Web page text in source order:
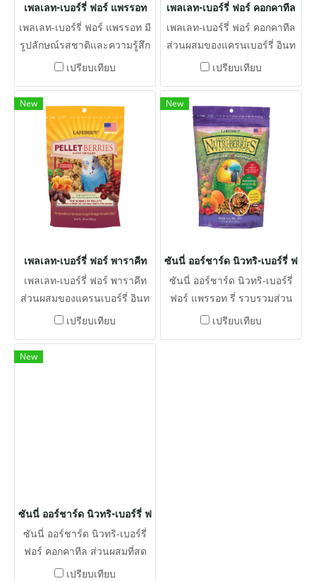
เพลเลท-เบอร์รี่ ฟอร์ แพรรอท
เพลเลท-เบอร์รี่ ฟอร์ แพรรอท มี
รูปลักษณ์รสชาติและความรู้สึก
ที่น่าสนใจสำหรับนก รูปทรงผล
เบอร์รี่อินทผลัม แอปริคอตและ
ธัญพืชจากธรรมชาติพร้อมกับ
อาหารเม็ดที่สมดุลทาง
โภชนาการ
เปรียบเทียบ
เพลเลท-เบอร์รี่ ฟอร์ คอกคาทีล
เพลเลท-เบอร์รี่ ฟอร์ คอกคาทีล
ส่วนผสมของแครนเบอร์รี่ อินท
ผาลัม แอปริคอตและธัญพืชจาก
สมดุลทางโภชนาการ
เปรียบเทียบ
New
เพลเลท-เบอร์รี่ ฟอร์ พาราคีท
เพลเลท-เบอร์รี่ ฟอร์ พาราคีท
ส่วนผสมของแครนเบอร์รี่ อินท
ผาลัม แอปริคอตและธัญพืชจาก
สมดุลทางโภชนาการเพื่อให้มี
เปรียบเทียบ
New
ซันนี่ ออร์ชาร์ด นิวทริ-เบอร์รี่ ฟอร์
ซันนี่ ออร์ชาร์ด นิวทริ-เบอร์รี่
ฟอร์ แพรรอท รี่ รวบรวมส่วน
ผสมที่สดใหม่ เมล็ดพืช วิตามิน
เปรียบเทียบ
New
ซันนี่ ออร์ชาร์ด นิวทริ-เบอร์รี่ ฟอร์ คอกคาทีล
ซันนี่ ออร์ชาร์ด นิวทริ-เบอร์รี่
ฟอร์ คอกคาทีล ส่วนผสมที่สด
ใหม่ เมล็ดพืช วิตามินและแร่
เปรียบเทียบ